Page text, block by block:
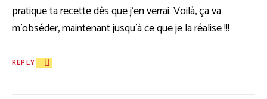
pratique ta recette dès que j’en verrai. Voilà, ça va
m’obséder, maintenant jusqu’à ce que je la réalise !!!
REPLY